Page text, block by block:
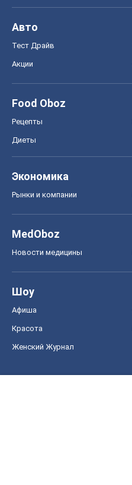
Авто
Тест Драйв
Акции
Food Oboz
Рецепты
Диеты
Экономика
Рынки и компании
MedOboz
Новости медицины
Шоу
Афиша
Красота
Женский Журнал